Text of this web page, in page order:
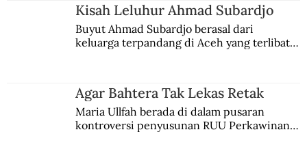
Kisah Leluhur Ahmad Subardjo
Buyut Ahmad Subardjo berasal dari
keluarga terpandang di Aceh yang terlibat
Agar Bahtera Tak Lekas Retak
Maria Ullfah berada di dalam pusaran
kontroversi penyusunan RUU Perkawinan.